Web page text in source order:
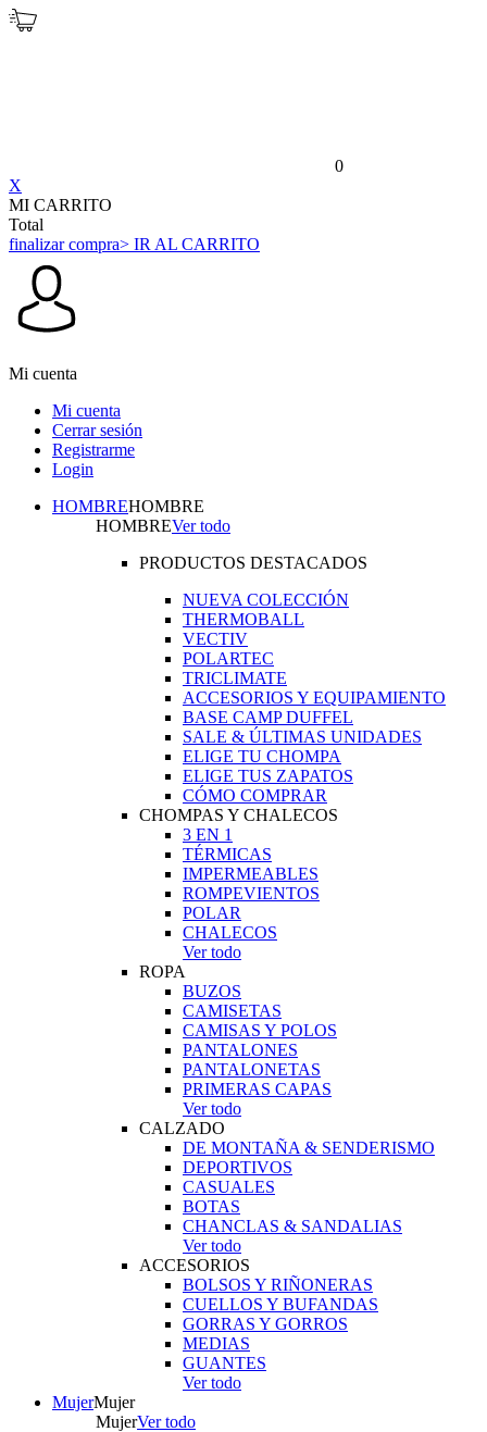
0
X
MI CARRITO
Total
finalizar compra> IR AL CARRITO
Mi cuenta
Mi cuenta
Cerrar sesión
Registrarme
Login
HOMBREHOMBRE
HOMBREVer todo
PRODUCTOS DESTACADOS
NUEVA COLECCIÓN
THERMOBALL
VECTIV
POLARTEC
TRICLIMATE
ACCESORIOS Y EQUIPAMIENTO
BASE CAMP DUFFEL
SALE & ÚLTIMAS UNIDADES
ELIGE TU CHOMPA
ELIGE TUS ZAPATOS
CÓMO COMPRAR
CHOMPAS Y CHALECOS
3 EN 1
TÉRMICAS
IMPERMEABLES
ROMPEVIENTOS
POLAR
CHALECOS
Ver todo
ROPA
BUZOS
CAMISETAS
CAMISAS Y POLOS
PANTALONES
PANTALONETAS
PRIMERAS CAPAS
Ver todo
CALZADO
DE MONTAÑA & SENDERISMO
DEPORTIVOS
CASUALES
BOTAS
CHANCLAS & SANDALIAS
Ver todo
ACCESORIOS
BOLSOS Y RIÑONERAS
CUELLOS Y BUFANDAS
GORRAS Y GORROS
MEDIAS
GUANTES
Ver todo
MujerMujer
MujerVer todo